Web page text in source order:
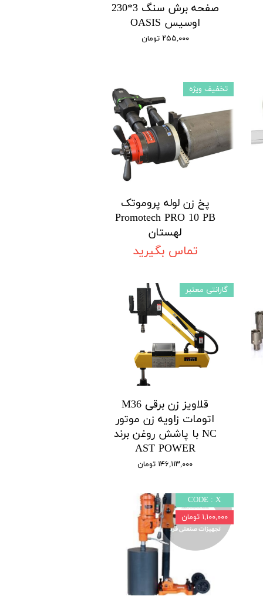
صفحه برش سنگ 3*230
اوسیس OASIS
۲۵۵,۰۰۰ تومان
پخ زن لوله پروموتک
Promotech PRO 10 PB
لهستان
تماس بگیرید
تخفیف ویژه
قلاویز زن برقی M36
اتومات زاویه زن موتور
NC با پاشش روغن برند
AST POWER
۱۴۶,۱۱۳,۰۰۰ تومان
گارانتی معتبر
CODE : X
۱,۱۰۰,۰۰۰ تومان